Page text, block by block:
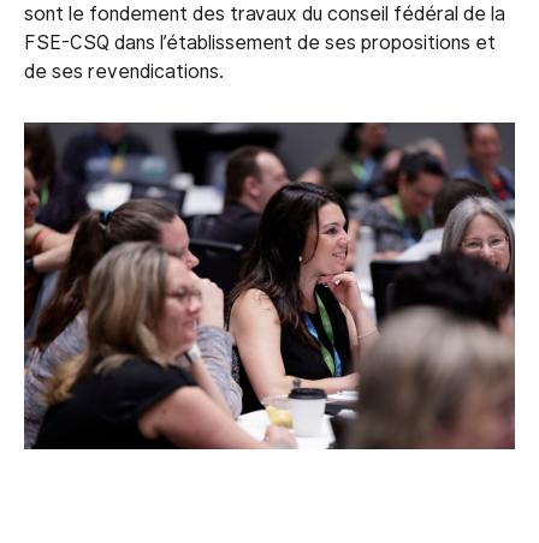
sont le fondement des travaux du conseil fédéral de la
FSE-CSQ dans l’établissement de ses propositions et
de ses revendications.